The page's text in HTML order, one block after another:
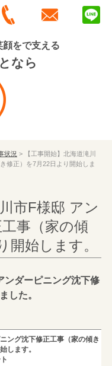
をで支える
なら
状況 > 【工事開始】北海道滝川
修正）を7月22日より開始しま
市F様邸 アン
事（家の傾
開始します。
ンダーピニング沈下修
した。
ング沈下修正工事（家の傾き
します。